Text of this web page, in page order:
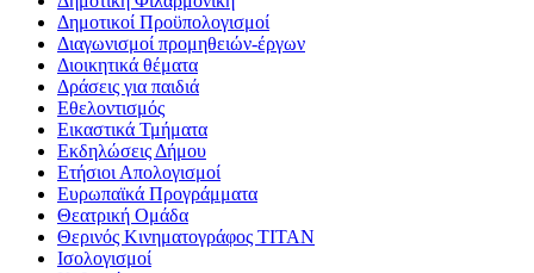
Δημοτικοί Προϋπολογισμοί
Διαγωνισμοί προμηθειών-έργων
Διοικητικά θέματα
Δράσεις για παιδιά
Εθελοντισμός
Εικαστικά Τμήματα
Εκδηλώσεις Δήμου
Ετήσιοι Απολογισμοί
Ευρωπαϊκά Προγράμματα
Θεατρική Ομάδα
Θερινός Κινηματογράφος ΤΙΤΑΝ
Ισολογισμοί